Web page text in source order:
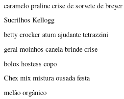
caramelo praline crise de sorvete de breyer
Sucrilhos Kellogg
betty crocker atum ajudante tetrazzini
geral moinhos canela brinde crise
bolos hostess copo
Chex mix mistura ousada festa
melão orgânico